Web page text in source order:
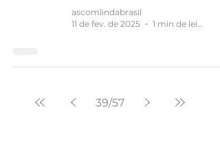
ascomlindabrasil
11 de fev. de 2025
1 min de leitura
39/57